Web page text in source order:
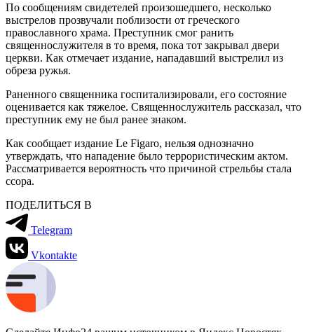
По сообщениям свидетелей произошедшего, несколько
выстрелов прозвучали поблизости от греческого
православного храма. Преступник смог ранить
священнослужителя в то время, пока тот закрывал двери
церкви. Как отмечает издание, нападавший выстрелил из
обреза ружья.
Раненного священника госпитализировали, его состояние
оценивается как тяжелое. Священнослужитель рассказал, что
преступник ему не был ранее знаком.
Как сообщает издание Le Figaro, нельзя однозначно
утверждать, что нападение было террористическим актом.
Рассматривается вероятность что причиной стрельбы стала
ссора.
ПОДЕЛИТЬСЯ В
Telegram
Vkontakte